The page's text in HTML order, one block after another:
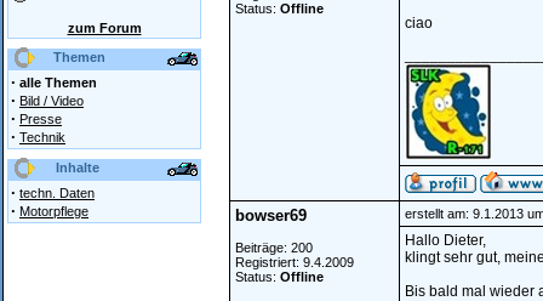
zum Forum
Themen
· alle Themen
· Bild / Video
· Presse
· Technik
Inhalte
· techn. Daten
· Motorpflege
Status: Offline
ciao
bowser69
Beiträge: 200
Registriert: 9.4.2009
Status: Offline
erstellt am: 9.1.2013
Hallo Dieter,
klingt sehr gut,
Bis bald mal wieder